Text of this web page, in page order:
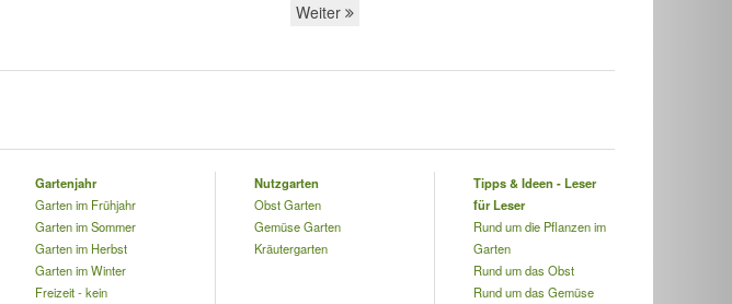
Weiter
Gartenjahr
Garten im Frühjahr
Garten im Sommer
Garten im Herbst
Garten im Winter
Freizeit - kein
Nutzgarten
Obst Garten
Gemüse Garten
Kräutergarten
Tipps & Ideen - Leser
für Leser
Rund um die Pflanzen im
Garten
Rund um das Obst
Rund um das Gemüse